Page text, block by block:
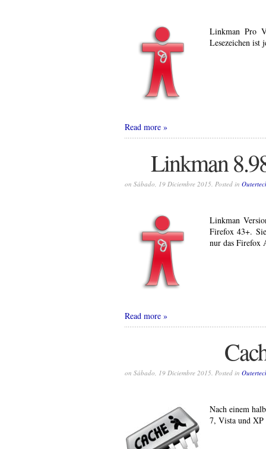
Linkman Pro
Lesezeichen ist
Read more
Linkman
on Sábado, 19 Diciembre 2015. Posted in
Linkman
Firefox 43+.
nur das Firefox
Read more
on Sábado, 19 Diciembre 2015. Posted in
Nach einem
7, Vista und XP